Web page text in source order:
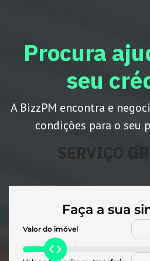
Procura
seu
A BizzPM encontra e
condições para o seu
SERVIÇO